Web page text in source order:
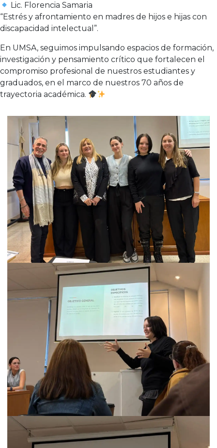
Lic. Florencia Samaria
“Estrés y afrontamiento en madres de hijos e hijas con
discapacidad intelectual”.
En UMSA, seguimos impulsando espacios de formación,
investigación y pensamiento crítico que fortalecen el
compromiso profesional de nuestros estudiantes y
graduados, en el marco de nuestros 70 años de
trayectoria académica.